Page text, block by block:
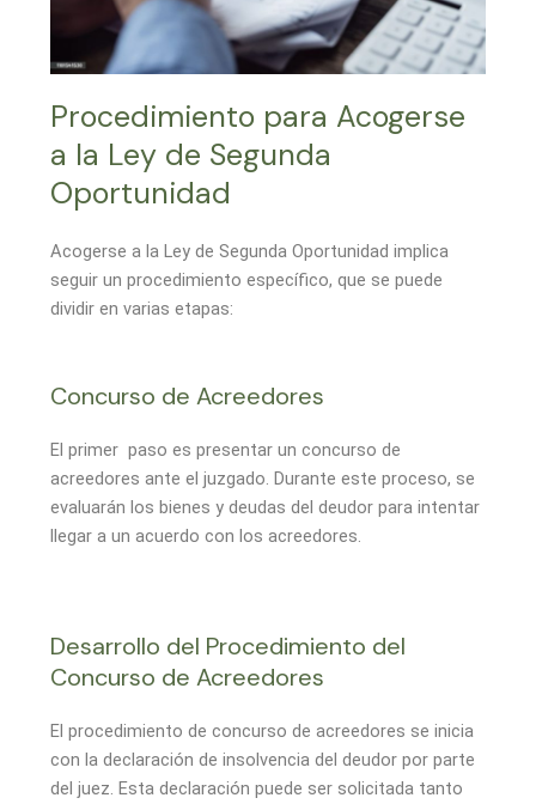
Procedimiento para Acogerse
a la Ley de Segunda
Oportunidad
Acogerse a la Ley de Segunda Oportunidad implica
seguir un procedimiento específico, que se puede
dividir en varias etapas:
Concurso de Acreedores
El primer paso es presentar un concurso de
acreedores ante el juzgado. Durante este proceso, se
evaluarán los bienes y deudas del deudor para intentar
llegar a un acuerdo con los acreedores.
Desarrollo del Procedimiento del
Concurso de Acreedores
El procedimiento de concurso de acreedores se inicia
con la declaración de insolvencia del deudor por parte
del juez. Esta declaración puede ser solicitada tanto